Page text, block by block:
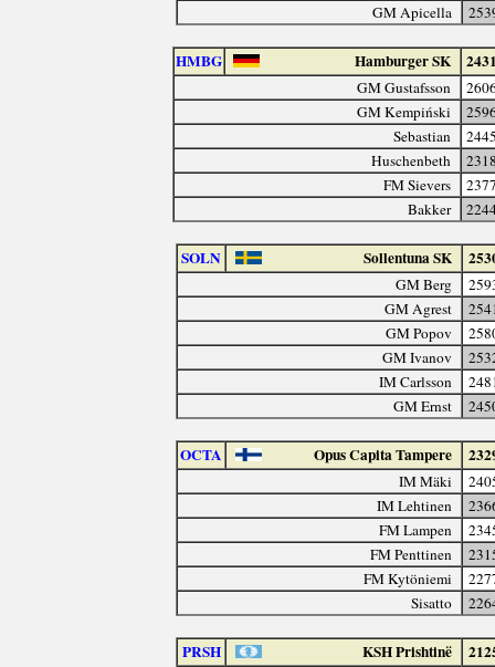
GM Apicella
HMBG Hamburger SK
GM Gustafsson
GM Kempiński
Sebastian
Huschenbeth
FM Sievers
Bakker
SOLN Sollentuna SK
GM Berg
GM Agrest
GM Popov
GM Ivanov
IM Carlsson
GM Ernst
OCTA Opus Capita Tampere
IM Mäki
IM Lehtinen
FM Lampen
FM Penttinen
FM Kytöniemi
Sisatto
PRSH KSH Prishtinë